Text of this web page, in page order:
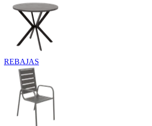
REBAJAS